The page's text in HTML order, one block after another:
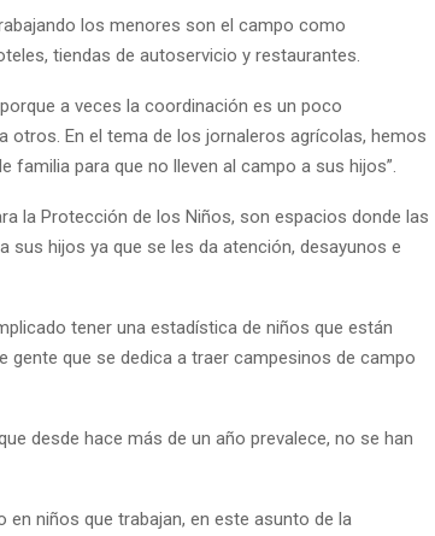
los menores son el campo como
tiendas de autoservicio y restaurantes.
a veces la coordinación es un poco
En el tema de los jornaleros agrícolas, hemos
para que no lleven al campo a sus hijos”.
la Protección de los Niños, son espacios donde las
sus hijos ya que se les da atención, desayunos e
tener una estadística de niños que están
gente que se dedica a traer campesinos de campo
desde hace más de un año prevalece, no se han
niños que trabajan, en este asunto de la